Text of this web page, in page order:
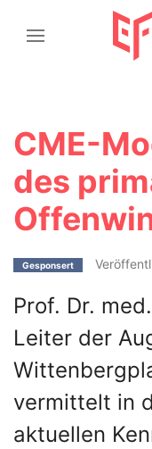
CME-
des
Gesponsert
Prof. Dr.
Leiter der
vermittelt in
aktuellen